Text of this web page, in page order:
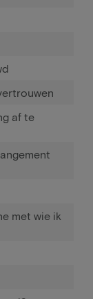
af te
met wie ik